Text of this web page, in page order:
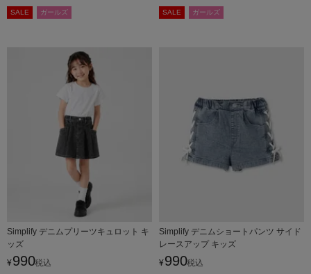
SALE ガールズ SALE ガールズ
Simplify デニムプリーツキュロット キ
ッズ
¥ 990税込
Simplify デニムショートパンツ サイド
レースアップ キッズ
¥ 990税込